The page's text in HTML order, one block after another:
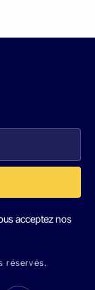
acceptez nos
réservés.